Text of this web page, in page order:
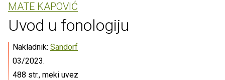
MATE KAPOVIĆ
Uvod u fonologiju
Nakladnik: Sandorf
03/2023.
488 str., meki uvez